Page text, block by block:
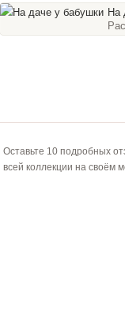
На
Оставьте 10 подробных
всей коллекции на своём